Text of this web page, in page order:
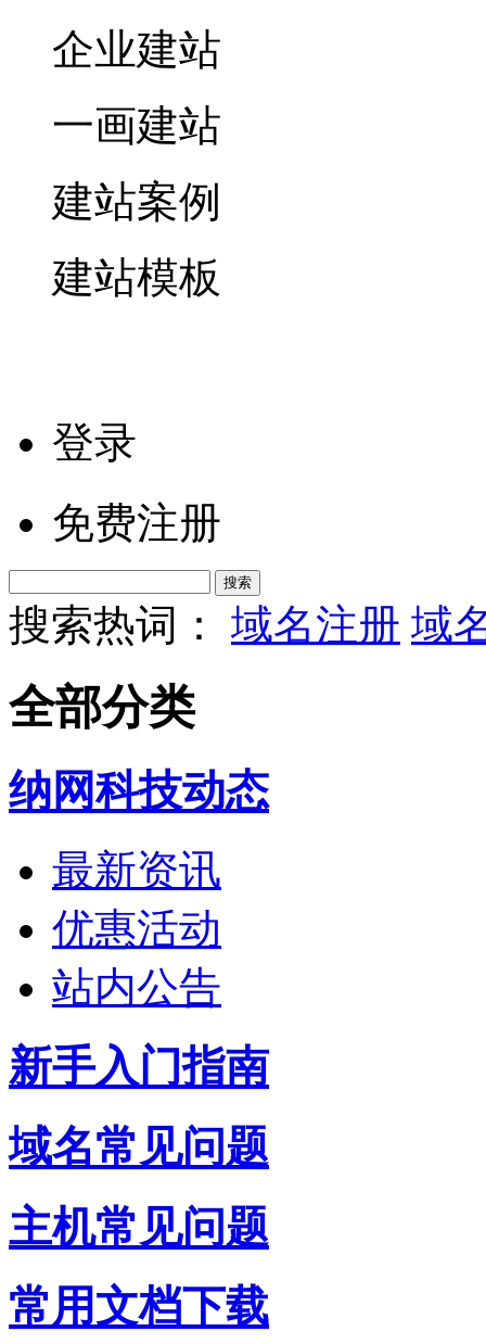
企业建站
一画建站
建站案例
建站模板
登录
免费注册
搜索热词： 域名注册 域
全部分类
纳网科技动态
最新资讯
优惠活动
站内公告
新手入门指南
域名常见问题
主机常见问题
常用文档下载